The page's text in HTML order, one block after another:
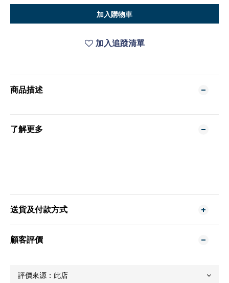
加入購物車
加入追蹤清單
商品描述
了解更多
送貨及付款方式
顧客評價